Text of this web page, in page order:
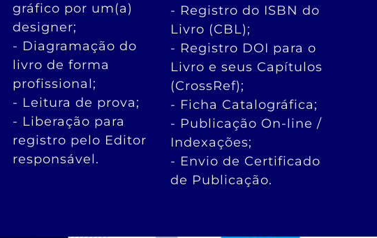
gráfico por um(a)
designer;
- Diagramação do
livro de forma
profissional;
- Leitura de prova;
- Liberação para
registro pelo Editor
responsável.
- Registro do ISBN do
Livro (CBL);
- Registro DOI para o
Livro e seus Capítulos
(CrossRef);
- Ficha Catalográfica;
- Publicação On-line /
Indexações;
- Envio de Certificado
de Publicação.